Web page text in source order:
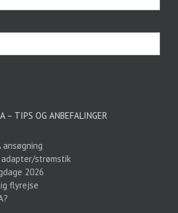
– TIPS OG ANBEFALINGER
strømstik
2026
flyrejse